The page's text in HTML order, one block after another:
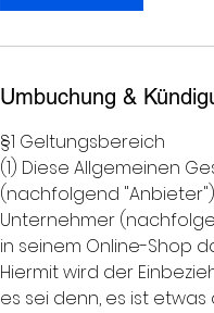
.
Umbuchung &
§1 Geltungsbereich
(1) Diese Allgemeinen
(nachfolgend
Unternehmer
in seinem Online-Shop
Hiermit wird der
es sei denn, es ist